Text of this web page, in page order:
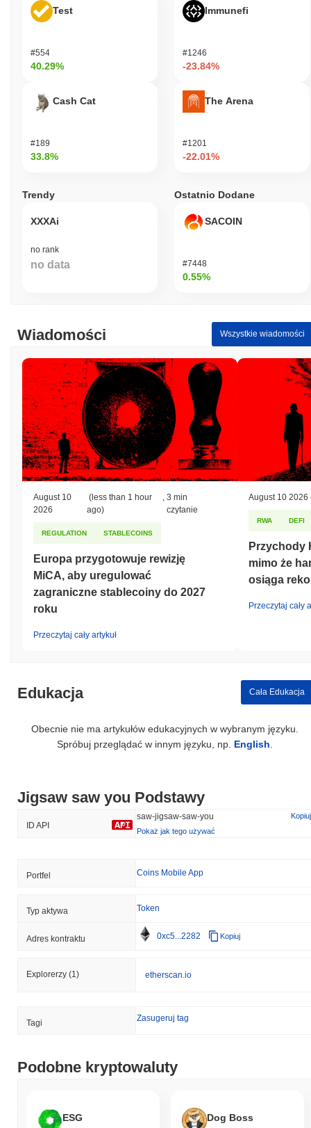
Test
#554
40.29%
Cash Cat
#189
33.8%
Immunefi
#1246
-23.84%
The Arena
#1201
-22.01%
Trendy
XXXAi
no rank
no data
Ostatnio Dodane
SACOIN
#7448
0.55%
Wiadomości Wszystkie wiadomości
August 10
2026
(less than 1 hour
ago)
,3 min
czytanie
REGULATION STABLECOINS
Europa przygotowuje rewizję
MiCA, aby uregulować
zagraniczne stablecoiny do 2027
roku
Przeczytaj cały artykuł
August 10 2026
RWA DEFI
Przychody
mimo że
osiąga
Przeczytaj cały
Edukacja Cała Edukacja
Obecnie nie ma artykułów edukacyjnych w wybranym języku.
Spróbuj przeglądać w innym języku, np. English
Jigsaw saw you Podstawy
ID API
saw-jigsaw-saw-you
Kopiuj
Pokaż jak tego używać
Portfel Coins Mobile App
Typ aktywa Token
Adres kontraktu 0xc5...2282 Kopiuj
Explorerzy (1) etherscan.io
Tagi Zasugeruj tag
Podobne kryptowaluty
ESG Dog Boss